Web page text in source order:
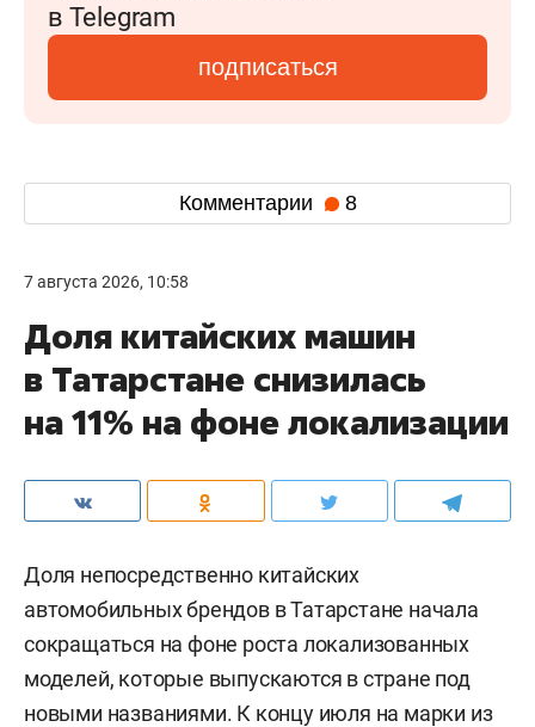
в Telegram
подписаться
Комментарии 8
7 августа 2026, 10:58
Доля китайских машин
в Татарстане снизилась
на 11% на фоне локализации
Доля непосредственно китайских
автомобильных брендов в Татарстане начала
сокращаться на фоне роста локализованных
моделей, которые выпускаются в стране под
новыми названиями. К концу июля на марки из